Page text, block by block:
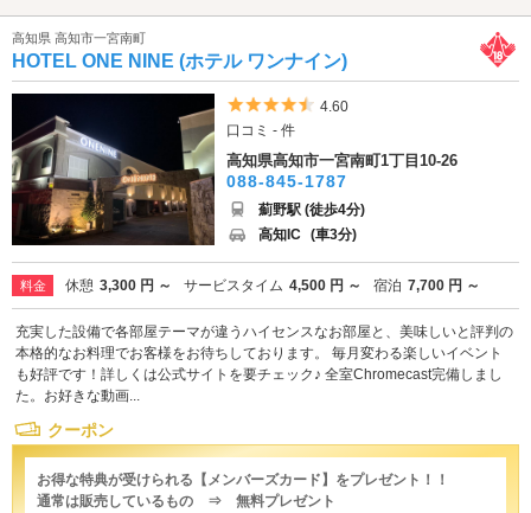
高知県 高知市一宮南町
HOTEL ONE NINE (ホテル ワンナイン)
5つ星のうち4.5
4.60
口コミ - 件
高知県高知市一宮南町1丁目10-26
088-845-1787
薊野駅 (徒歩4分)
高知IC (車3分)
料金 休憩 3,300 円 ～ サービスタイム 4,500 円 ～ 宿泊 7,700 円 ～
充実した設備で各部屋テーマが違うハイセンスなお部屋と、美味しいと評判の
本格的なお料理でお客様をお待ちしております。 毎月変わる楽しいイベント
も好評です！詳しくは公式サイトを要チェック♪ 全室Chromecast完備しまし
た。お好きな動画...
クーポン
お得な特典が受けられる【メンバーズカード】をプレゼント！！
通常は販売しているもの ⇒ 無料プレゼント